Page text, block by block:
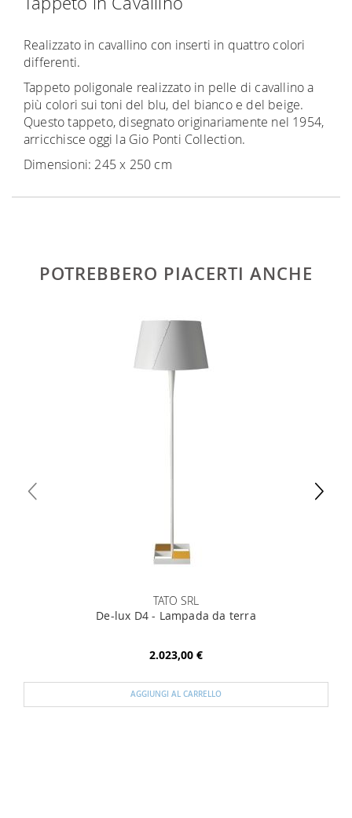
Realizzato in cavallino con inserti in quattro colori
differenti.
Tappeto poligonale realizzato in pelle di cavallino a
più colori sui toni del blu, del bianco e del beige.
Questo tappeto, disegnato originariamente nel 1954,
arricchisce oggi la Gio Ponti Collection.
Dimensioni: 245 x 250 cm
POTREBBERO PIACERTI ANCHE
TATO SRL
De-lux D4 - Lampada da terra
2.023,00 €
AGGIUNGI AL CARRELLO